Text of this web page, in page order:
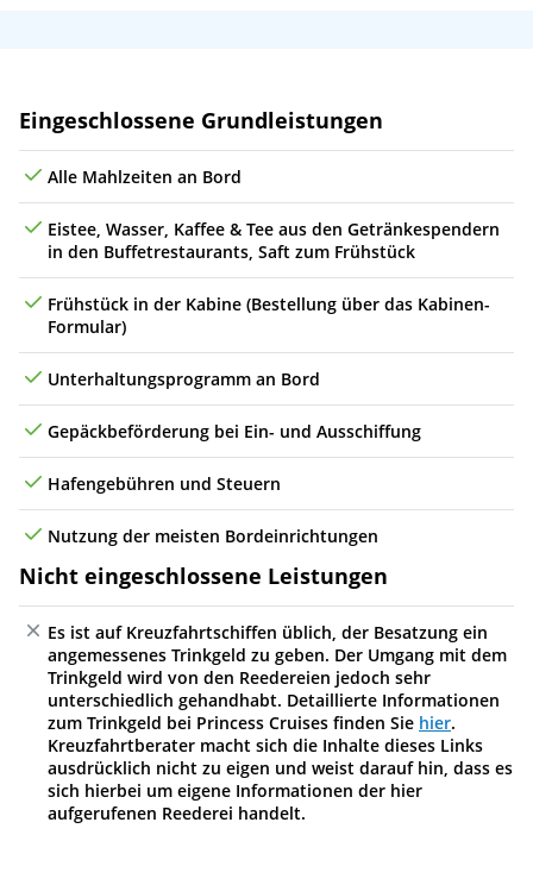
Leistungen
Eingeschlossene Grundleistungen
Alle Mahlzeiten an Bord
Eistee, Wasser, Kaffee & Tee aus den Getränkespendern
in den Buffetrestaurants, Saft zum Frühstück
Frühstück in der Kabine (Bestellung über das Kabinen-
Formular)
Unterhaltungsprogramm an Bord
Gepäckbeförderung bei Ein- und Ausschiffung
Hafengebühren und Steuern
Nutzung der meisten Bordeinrichtungen
Nicht eingeschlossene Leistungen
Es ist auf Kreuzfahrtschiffen üblich, der Besatzung ein
angemessenes Trinkgeld zu geben. Der Umgang mit dem
Trinkgeld wird von den Reedereien jedoch sehr
unterschiedlich gehandhabt. Detaillierte Informationen
zum Trinkgeld bei Princess Cruises finden Sie hier.
Kreuzfahrtberater macht sich die Inhalte dieses Links
ausdrücklich nicht zu eigen und weist darauf hin, dass es
sich hierbei um eigene Informationen der hier
aufgerufenen Reederei handelt.